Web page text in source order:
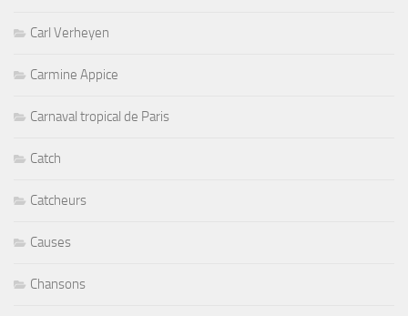
Carl Verheyen
Carmine Appice
Carnaval tropical de Paris
Catch
Catcheurs
Causes
Chansons